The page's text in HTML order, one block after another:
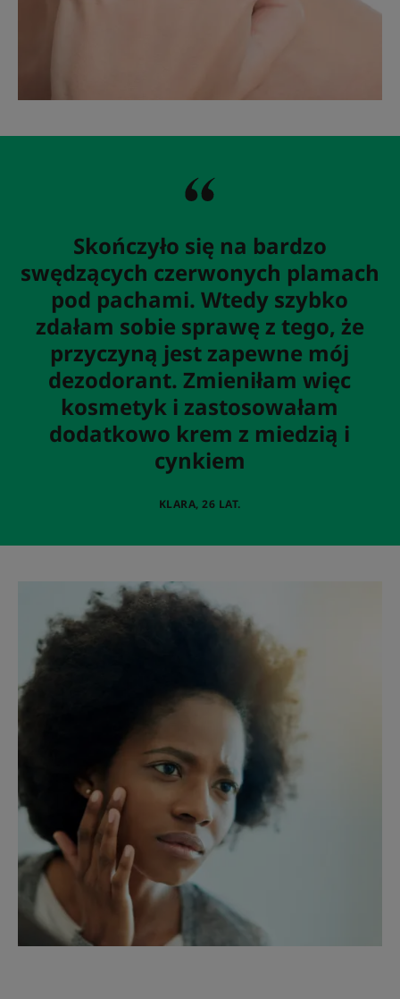
Skończyło się na bardzo
swędzących czerwonych plamach
pod pachami. Wtedy szybko
zdałam sobie sprawę z tego, że
przyczyną jest zapewne mój
dezodorant. Zmieniłam więc
kosmetyk i zastosowałam
dodatkowo krem z miedzią i
cynkiem
KLARA, 26 LAT.